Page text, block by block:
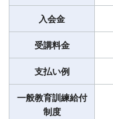
入会金
受講料金
支払い例
一般教育訓練給付
制度